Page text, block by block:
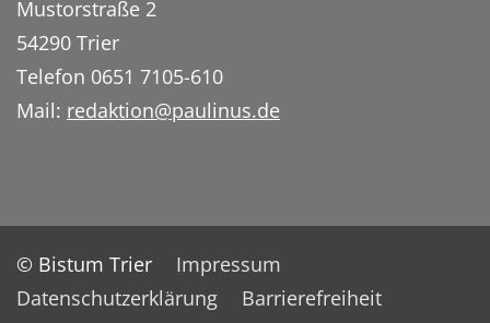
Mustorstraße 2
54290 Trier
Telefon 0651 7105-610
Mail: redaktion@paulinus.de
© Bistum Trier
Impressum
Datenschutzerklärung
Barrierefreiheit